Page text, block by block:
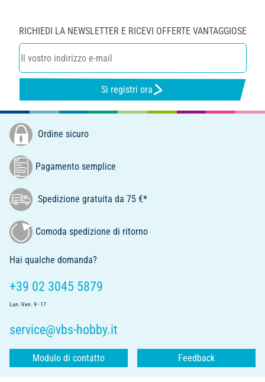
RICHIEDI LA NEWSLETTER E RICEVI OFFERTE VANTAGGIOSE
Si registri ora
Ordine sicuro
Pagamento semplice
Spedizione gratuita da 75 €*
Comoda spedizione di ritorno
Hai qualche domanda?
+39 02 3045 5879
Lun.-Ven. 9 - 17
service@vbs-hobby.it
Modulo di contatto Feedback